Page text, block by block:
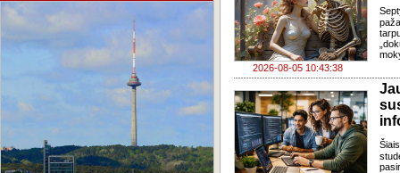
2026-08-05 10:43:38